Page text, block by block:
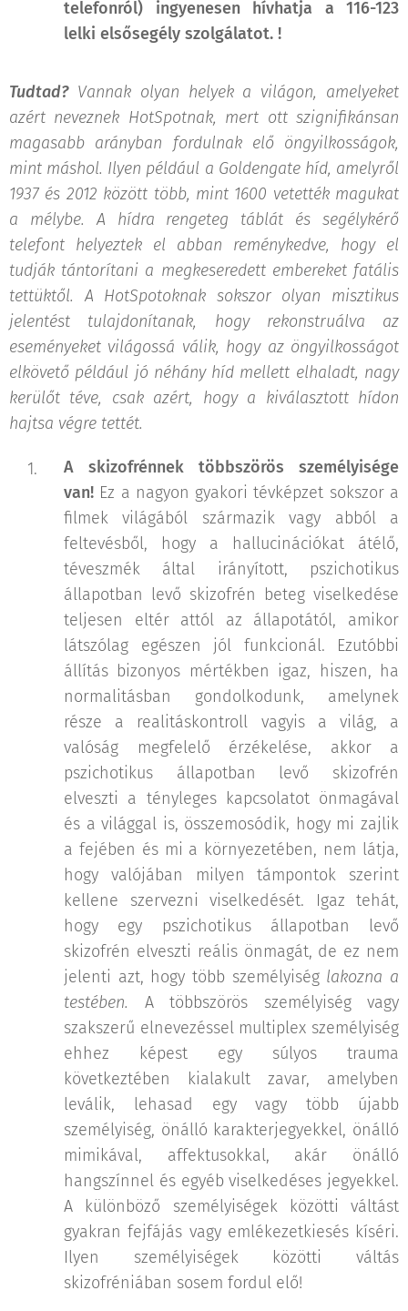
telefonról) ingyenesen hívhatja a 116-123
lelki elsősegély szolgálatot. !
Tudtad?Vannak olyan helyek a világon, amelyeket
azért neveznek HotSpotnak, mert ott szignifikánsan
magasabb arányban fordulnak elő öngyilkosságok,
mint máshol. Ilyen például a Goldengate híd, amelyről
1937 és 2012 között több, mint 1600 vetették magukat
a mélybe. A hídra rengeteg táblát és segélykérő
telefont helyeztek el abban reménykedve, hogy el
tudják tántorítani a megkeseredett embereket fatális
tettüktől. A HotSpotoknak sokszor olyan misztikus
jelentést tulajdonítanak, hogy rekonstruálva az
eseményeket világossá válik, hogy az öngyilkosságot
elkövető például jó néhány híd mellett elhaladt, nagy
kerülőt téve, csak azért, hogy a kiválasztott hídon
hajtsa végre tettét.
A skizofrénnek többszörös személyisége
van! Ez a nagyon gyakori tévképzet sokszor a
filmek világából származik vagy abból a
feltevésből, hogy a hallucinációkat átélő,
téveszmék által irányított, pszichotikus
állapotban levő skizofrén beteg viselkedése
teljesen eltér attól az állapotától, amikor
látszólag egészen jól funkcionál. Ezutóbbi
állítás bizonyos mértékben igaz, hiszen, ha
normalitásban gondolkodunk, amelynek
része a realitáskontroll vagyis a világ, a
valóság megfelelő érzékelése, akkor a
pszichotikus állapotban levő skizofrén
elveszti a tényleges kapcsolatot önmagával
és a világgal is, összemosódik, hogy mi zajlik
a fejében és mi a környezetében, nem látja,
hogy valójában milyen támpontok szerint
kellene szervezni viselkedését. Igaz tehát,
hogy egy pszichotikus állapotban levő
skizofrén elveszti reális önmagát, de ez nem
jelenti azt, hogy több személyiség lakozna a
testében. A többszörös személyiség vagy
szakszerű elnevezéssel multiplex személyiség
ehhez képest egy súlyos trauma
következtében kialakult zavar, amelyben
leválik, lehasad egy vagy több újabb
személyiség, önálló karakterjegyekkel, önálló
mimikával, affektusokkal, akár önálló
hangszínnel és egyéb viselkedéses jegyekkel.
A különböző személyiségek közötti váltást
gyakran fejfájás vagy emlékezetkiesés kíséri.
Ilyen személyiségek közötti váltás
skizofréniában sosem fordul elő!